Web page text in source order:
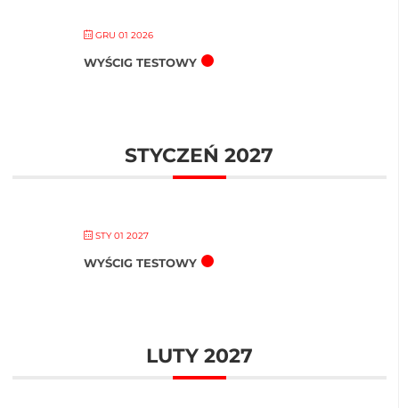
GRU 01 2026
WYŚCIG TESTOWY
STYCZEŃ 2027
STY 01 2027
WYŚCIG TESTOWY
LUTY 2027